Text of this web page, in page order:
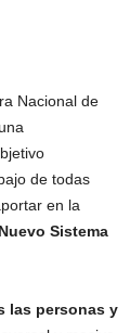
Nacional de
de todas
en la
Sistema
las personas y